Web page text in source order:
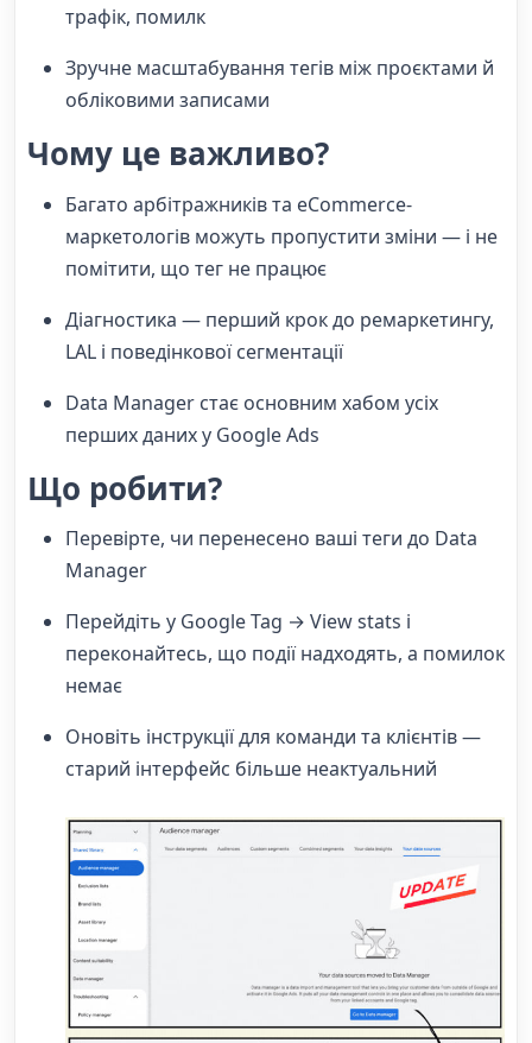
трафік, помилк
Зручне масштабування тегів між проєктами й
обліковими записами
Чому це важливо?
Багато арбітражників та eCommerce-
маркетологів можуть пропустити зміни — і не
помітити, що тег не працює
Діагностика — перший крок до ремаркетингу,
LAL і поведінкової сегментації
Data Manager стає основним хабом усіх
перших даних у Google Ads
Що робити?
Перевірте, чи перенесено ваші теги до Data
Manager
Перейдіть у Google Tag → View stats і
переконайтесь, що події надходять, а помилок
немає
Оновіть інструкції для команди та клієнтів —
старий інтерфейс більше неактуальний